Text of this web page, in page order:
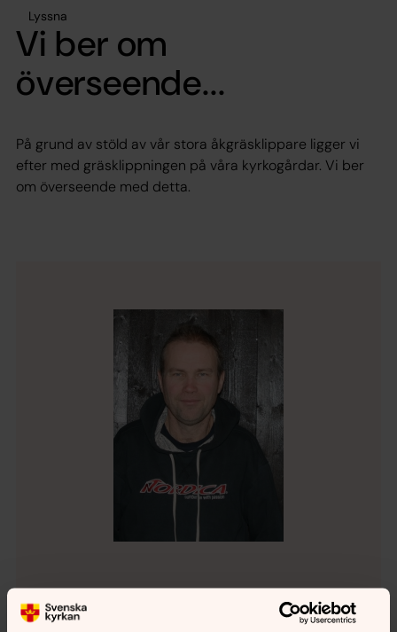
Lyssna
Vi ber om
överseende...
På grund av stöld av vår stora åkgräsklippare ligger vi
efter med gräsklippningen på våra kyrkogårdar. Vi ber
om överseende med detta.
Thomas Hillrings
Arbetande förman, Rättviks pastorat